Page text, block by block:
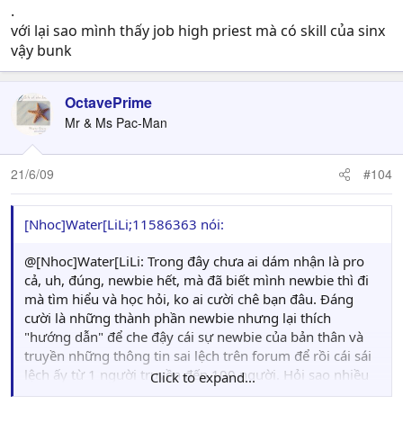
.
với lại sao mình thấy job high priest mà có skill của sinx
vậy bunk
OctavePrime
Mr & Ms Pac-Man
21/6/09 #104
[Nhoc]Water[LiLi;11586363 nói:
@[Nhoc]Water[LiLi: Trong đây chưa ai dám nhận là pro
cả, uh, đúng, newbie hết, mà đã biết mình newbie thì đi
mà tìm hiểu và học hỏi, ko ai cười chê bạn đâu. Đáng
cười là những thành phần newbie nhưng lại thích
"hướng dẫn" để che đậy cái sự newbie của bản thân và
truyền những thông tin sai lệch trên forum để rồi cái sái
lệch ấy từ 1 người truyền đến 100 người. Hỏi sao nhiều
VN build SD/SBK Sinx còn gắn TG và Hydra card ở trong
Click to expand...